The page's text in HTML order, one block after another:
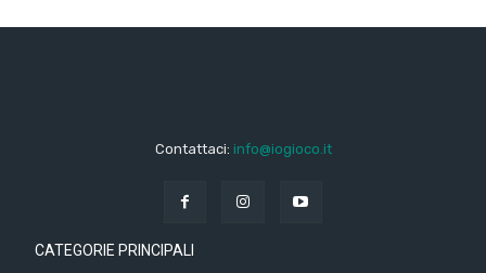
Contattaci: info@iogioco.it
CATEGORIE PRINCIPALI